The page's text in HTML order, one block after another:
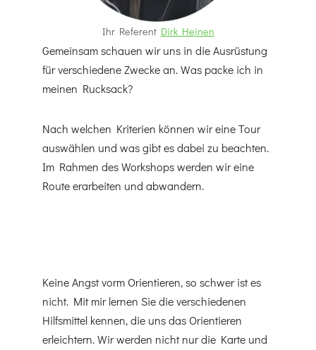
Ihr Referent Dirk Heinen
Gemeinsam schauen wir uns in die Ausrüstung
für verschiedene Zwecke an. Was packe ich in
meinen Rucksack?
Nach welchen Kriterien können wir eine Tour
auswählen und was gibt es dabei zu beachten.
Im Rahmen des Workshops werden wir eine
Route erarbeiten und abwandern.
Keine Angst vorm Orientieren, so schwer ist es
nicht. Mit mir lernen Sie die verschiedenen
Hilfsmittel kennen, die uns das Orientieren
erleichtern. Wir werden nicht nur die Karte und